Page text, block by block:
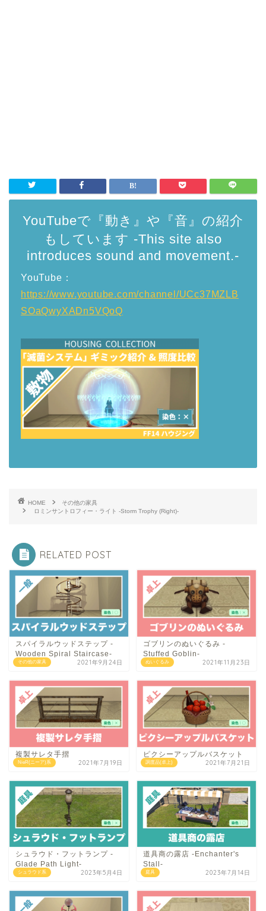
YouTubeで『動き』や『音』の紹介
もしています -This site also
introduces sound and movement.-
YouTube：
https://www.youtube.com/channel/UCc37MZLB
SOaQwyXADn5VQoQ
HOME
その他の家具
ロミンサントロフィー・ライト -Storm Trophy (Right)-
RELATED POST
その他の家具
スパイラルウッドステップ -
Wooden Spiral Staircase-
2021年9月24日 ぬいぐるみ
ゴブリンのぬいぐるみ -
Stuffed Goblin-
2021年11月23日
NieR(ニーア)系
複製サレタ手摺
2021年7月19日 調度品(卓上)
ピクシーアップルバスケット
2021年7月21日
シュラウド系
シュラウド・フットランプ -
Glade Path Light-
2023年5月4日 庭具
道具商の露店 -Enchanter's
Stall-
2023年7月14日